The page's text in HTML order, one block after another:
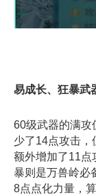
易成长、狂暴武
60级武器的满攻
少了14点攻击，
额外增加了11点
暴则是万兽岭必
8点点化力量，